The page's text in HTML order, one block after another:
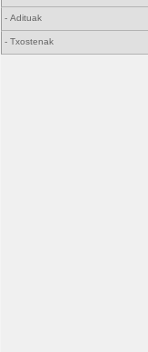
- Adituak
- Txostenak